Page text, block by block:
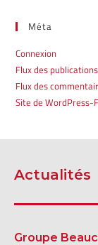
Méta
Connexion
Flux des publications
Flux des
Site de WordPress-
Actualités
Groupe